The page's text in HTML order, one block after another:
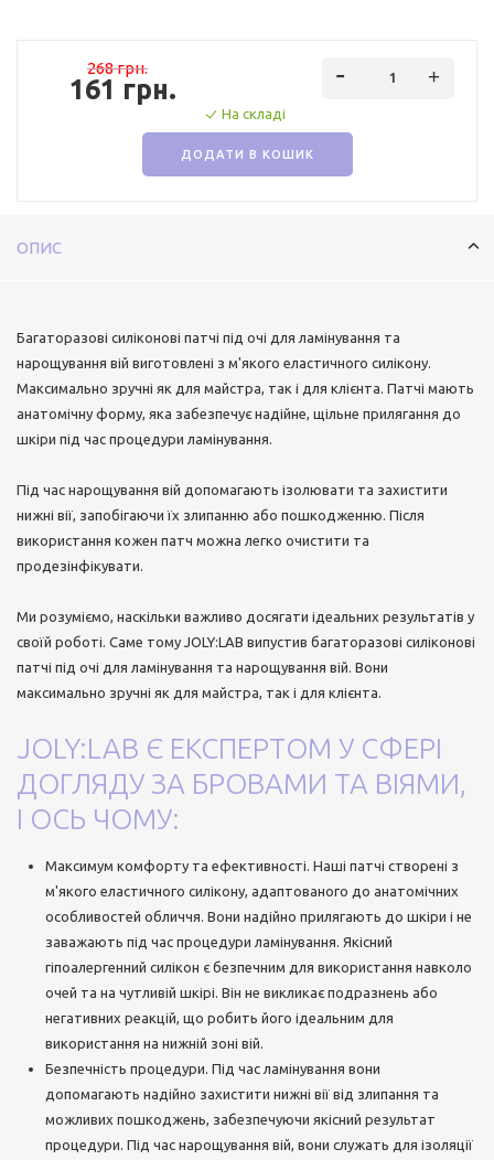
268 грн.
161 грн.
На складі
ДОДАТИ В КОШИК
ОПИС
Багаторазові силіконові патчі під очі для ламінування та
нарощування вій виготовлені з м'якого еластичного силікону.
Максимально зручні як для майстра, так і для клієнта. Патчі мають
анатомічну форму, яка забезпечує надійне, щільне прилягання до
шкіри під час процедури ламінування.
Під час нарощування вій допомагають ізолювати та захистити
нижні вії, запобігаючи їх злипанню або пошкодженню. Після
використання кожен патч можна легко очистити та
продезінфікувати.
Ми розуміємо, наскільки важливо досягати ідеальних результатів у
своїй роботі. Саме тому JOLY:LAB випустив багаторазові силіконові
патчі під очі для ламінування та нарощування вій. Вони
максимально зручні як для майстра, так і для клієнта.
JOLY:LAB Є ЕКСПЕРТОМ У СФЕРІ
ДОГЛЯДУ ЗА БРОВАМИ ТА ВІЯМИ,
І ОСЬ ЧОМУ:
Максимум комфорту та ефективності. Наші патчі створені з
м'якого еластичного силікону, адаптованого до анатомічних
особливостей обличчя. Вони надійно прилягають до шкіри і не
заважають під час процедури ламінування. Якісний
гіпоалергенний силікон є безпечним для використання навколо
очей та на чутливій шкірі. Він не викликає подразнень або
негативних реакцій, що робить його ідеальним для
використання на нижній зоні вій.
Безпечність процедури. Під час ламінування вони
допомагають надійно захистити нижні вії від злипання та
можливих пошкоджень, забезпечуючи якісний результат
процедури. Під час нарощування вій, вони служать для ізоляції